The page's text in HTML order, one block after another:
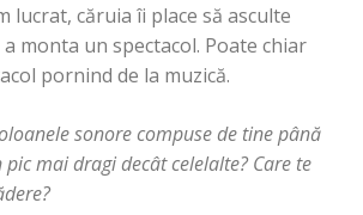
lucrat, căruia îi place să asculte
monta un spectacol. Poate chiar
pornind de la muzică.
sonore compuse de tine până
mai dragi decât celelalte? Care te